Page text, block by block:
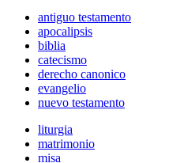
antiguo testamento
apocalipsis
biblia
catecismo
derecho canonico
evangelio
nuevo testamento
liturgia
matrimonio
misa